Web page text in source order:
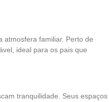
atmosfera familiar. Perto de
ideal para os pais que
tranquilidade. Seus espaços